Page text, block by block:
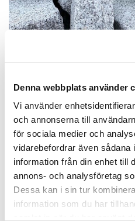
Denna webbplats använder
Vi använder
och annonserna till
för sociala medier och
vidarebefordrar även sådana
information från din enhet till
annons- och analysföretag
Dessa kan i sin tur
information som du har